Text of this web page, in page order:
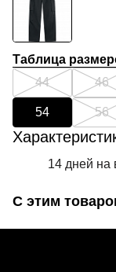
Таблица
44
46
54 56
14 дней на
С этим